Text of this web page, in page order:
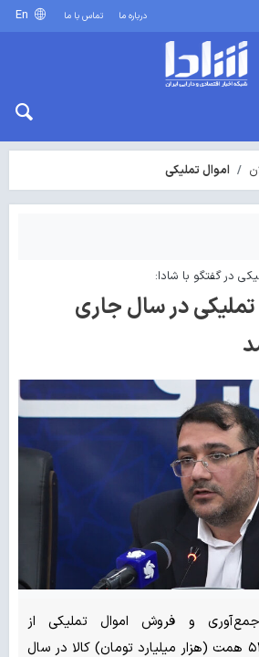
درباره ما تماس با ما
اموال تملیکی
در گفتگو با شادا:
تملیکی در سال جاری
و فروش اموال تملیکی از
تعیین‌تکلیف بیش از ۵۲ همت (هزار میلیارد تومان) کالا در سال